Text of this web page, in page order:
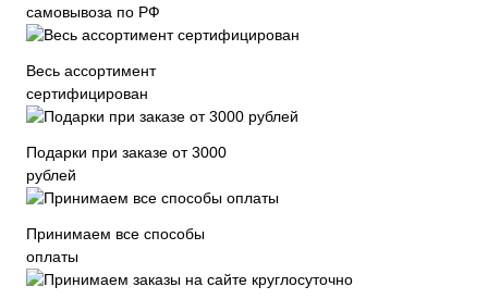
самовывоза по РФ
Весь ассортимент
сертифицирован
Подарки при заказе от 3000
рублей
Принимаем все способы
оплаты